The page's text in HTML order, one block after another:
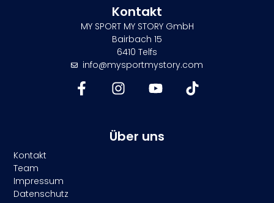
Kontakt
MY SPORT MY STORY GmbH
Bairbach 15
6410 Telfs
info@mysportmystory.com
Über uns
Kontakt
Team
Impressum
Datenschutz